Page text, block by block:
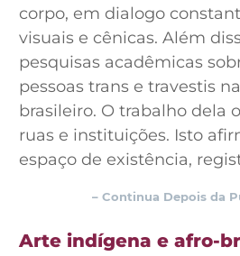
corpo, em dialogo
visuais e cênicas. Além
pesquisas acadêmicas
pessoas trans e travestis
brasileiro. O trabalho dela
ruas e instituições. Isto
espaço de existência,
– Continua Depois da
Arte indígena e afro-